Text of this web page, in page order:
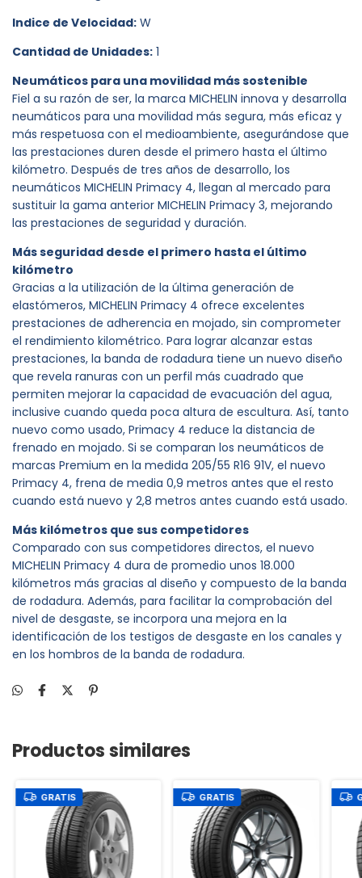
Indice de Velocidad: W
Cantidad de Unidades: 1
Neumáticos para una movilidad más sostenible
Fiel a su razón de ser, la marca MICHELIN innova y desarrolla
neumáticos para una movilidad más segura, más eficaz y
más respetuosa con el medioambiente, asegurándose que
las prestaciones duren desde el primero hasta el último
kilómetro. Después de tres años de desarrollo, los
neumáticos MICHELIN Primacy 4, llegan al mercado para
sustituir la gama anterior MICHELIN Primacy 3, mejorando
las prestaciones de seguridad y duración.
Más seguridad desde el primero hasta el último
kilómetro
Gracias a la utilización de la última generación de
elastómeros, MICHELIN Primacy 4 ofrece excelentes
prestaciones de adherencia en mojado, sin comprometer
el rendimiento kilométrico. Para lograr alcanzar estas
prestaciones, la banda de rodadura tiene un nuevo diseño
que revela ranuras con un perfil más cuadrado que
permiten mejorar la capacidad de evacuación del agua,
inclusive cuando queda poca altura de escultura. Así, tanto
nuevo como usado, Primacy 4 reduce la distancia de
frenado en mojado. Si se comparan los neumáticos de
marcas Premium en la medida 205/55 R16 91V, el nuevo
Primacy 4, frena de media 0,9 metros antes que el resto
cuando está nuevo y 2,8 metros antes cuando está usado.
Más kilómetros que sus competidores
Comparado con sus competidores directos, el nuevo
MICHELIN Primacy 4 dura de promedio unos 18.000
kilómetros más gracias al diseño y compuesto de la banda
de rodadura. Además, para facilitar la comprobación del
nivel de desgaste, se incorpora una mejora en la
identificación de los testigos de desgaste en los canales y
en los hombros de la banda de rodadura.
Productos similares
GRATIS GRATIS